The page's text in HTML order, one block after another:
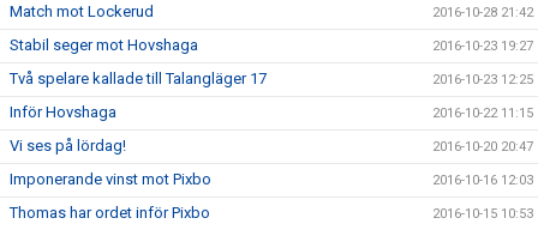
Match mot Lockerud 2016-10-28 21:42
Stabil seger mot Hovshaga 2016-10-23 19:27
Två spelare kallade till Talangläger 17 2016-10-23 12:25
Inför Hovshaga 2016-10-22 11:15
Vi ses på lördag! 2016-10-20 20:47
Imponerande vinst mot Pixbo 2016-10-16 12:03
Thomas har ordet inför Pixbo 2016-10-15 10:53